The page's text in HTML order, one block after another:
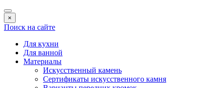
×
Поиск на сайте
Для кухни
Для ванной
Материалы
Искусственный камень
Сертификаты искусственного камня